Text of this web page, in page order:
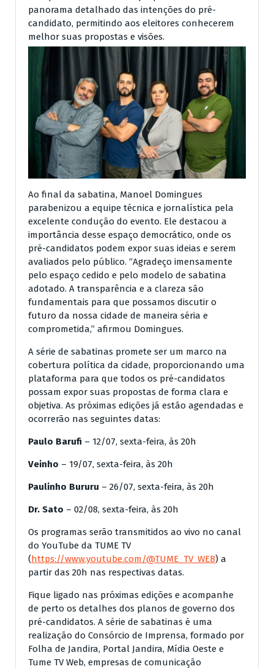
panorama detalhado das intenções do pré-
candidato, permitindo aos eleitores conhecerem
melhor suas propostas e visões.
Ao final da sabatina, Manoel Domingues
parabenizou a equipe técnica e jornalística pela
excelente condução do evento. Ele destacou a
importância desse espaço democrático, onde os
pré-candidatos podem expor suas ideias e serem
avaliados pelo público. “Agradeço imensamente
pelo espaço cedido e pelo modelo de sabatina
adotado. A transparência e a clareza são
fundamentais para que possamos discutir o
futuro da nossa cidade de maneira séria e
comprometida,” afirmou Domingues.
A série de sabatinas promete ser um marco na
cobertura política da cidade, proporcionando uma
plataforma para que todos os pré-candidatos
possam expor suas propostas de forma clara e
objetiva. As próximas edições já estão agendadas e
ocorrerão nas seguintes datas:
Paulo Barufi – 12/07, sexta-feira, às 20h
Veinho – 19/07, sexta-feira, às 20h
Paulinho Bururu – 26/07, sexta-feira, às 20h
Dr. Sato – 02/08, sexta-feira, às 20h
Os programas serão transmitidos ao vivo no canal
do YouTube da TUME TV
(https://www.youtube.com/@TUME_TV_WEB) a
partir das 20h nas respectivas datas.
Fique ligado nas próximas edições e acompanhe
de perto os detalhes dos planos de governo dos
pré-candidatos. A série de sabatinas é uma
realização do Consórcio de Imprensa, formado por
Folha de Jandira, Portal Jandira, Mídia Oeste e
Tume TV Web, empresas de comunicação